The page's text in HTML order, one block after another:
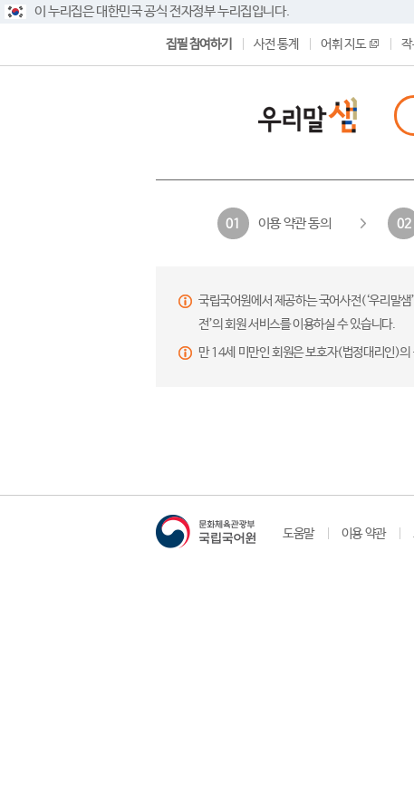
이 누리집은 대한민국 공식 전자정부 누리집입니다.
집필 참여하기 사전 통계 어휘 지도 작
01 이용 약관 동의 02
국립국어원에서 제공하는 국어사전(‘우리말
전’의 회원 서비스를 이용하실 수 있습니다.
만 14세 미만인 회원은 보호자(법정대리인)
도움말 이용 약관